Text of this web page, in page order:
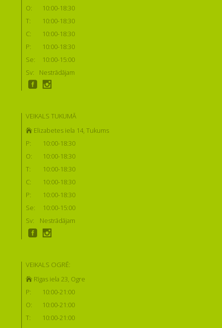
O:
10:00-18:30
T:
10:00-18:30
C:
10:00-18:30
P:
10:00-18:30
Se:
10:00-15:00
Sv:
Nestrādājam
VEIKALS TUKUMĀ
Elizabetes iela 14, Tukums
P:
10:00-18:30
O:
10:00-18:30
T:
10:00-18:30
C:
10:00-18:30
P:
10:00-18:30
Se:
10:00-15:00
Sv:
Nestrādājam
VEIKALS OGRĒ:
Rīgas iela 23, Ogre
P:
10:00-21:00
O:
10:00-21:00
T:
10:00-21:00